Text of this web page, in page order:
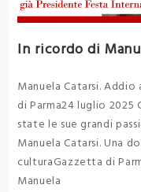
In ricordo di
Manuela Catarsi.
di Parma24 luglio 2025
state le sue grandi
Manuela Catarsi. Una
culturaGazzetta di
Manuela